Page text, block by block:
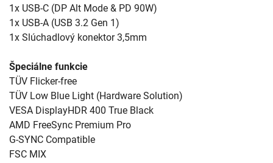
1x USB-C (DP Alt Mode & PD 90W)
1x USB-A (USB 3.2 Gen 1)
1x Slúchadlový konektor 3,5mm
Špeciálne funkcie
TÜV Flicker-free
TÜV Low Blue Light (Hardware Solution)
VESA DisplayHDR 400 True Black
AMD FreeSync Premium Pro
G-SYNC Compatible
FSC MIX